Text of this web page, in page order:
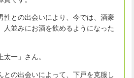
性との出会いにより、今では、酒豪
人並みにお酒を飲めるようになった
一」さん。
との出会いによって、下戸を克服し